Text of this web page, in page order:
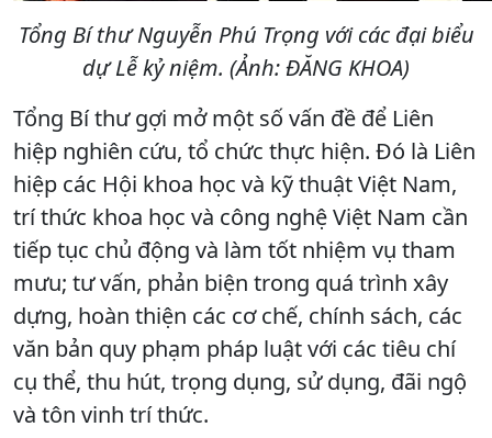
Tổng Bí thư Nguyễn Phú Trọng với các đại biểu
dự Lễ kỷ niệm. (Ảnh: ĐĂNG KHOA)
Tổng Bí thư gợi mở một số vấn đề để Liên
hiệp nghiên cứu, tổ chức thực hiện. Đó là Liên
hiệp các Hội khoa học và kỹ thuật Việt Nam,
trí thức khoa học và công nghệ Việt Nam cần
tiếp tục chủ động và làm tốt nhiệm vụ tham
mưu; tư vấn, phản biện trong quá trình xây
dựng, hoàn thiện các cơ chế, chính sách, các
văn bản quy phạm pháp luật với các tiêu chí
cụ thể, thu hút, trọng dụng, sử dụng, đãi ngộ
và tôn vinh trí thức.